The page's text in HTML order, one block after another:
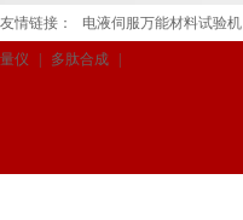
友情链接： 电液伺服万能材料试验机
量仪 多肽合成